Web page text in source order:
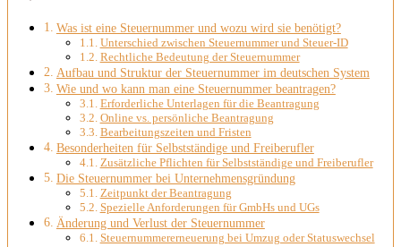
Was ist eine Steuernummer und wozu wird sie benötigt?
Unterschied zwischen Steuernummer und Steuer-ID
Rechtliche Bedeutung der Steuernummer
Aufbau und Struktur der Steuernummer im deutschen System
Wie und wo kann man eine Steuernummer beantragen?
Erforderliche Unterlagen für die Beantragung
Online vs. persönliche Beantragung
Bearbeitungszeiten und Fristen
Besonderheiten für Selbstständige und Freiberufler
Zusätzliche Pflichten für Selbstständige und Freiberufler
Die Steuernummer bei Unternehmensgründung
Zeitpunkt der Beantragung
Spezielle Anforderungen für GmbHs und UGs
Änderung und Verlust der Steuernummer
Steuernummererneuerung bei Umzug oder Statuswechsel